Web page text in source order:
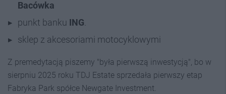
Bacówka
punkt banku ING
sklep z akcesoriami motocyklowymi
Z premedytacją piszemy "była pierwszą inwestycją", bo w
sierpniu 2025 roku TDJ Estate sprzedała pierwszy etap
Fabryka Park spółce Newgate Investment.